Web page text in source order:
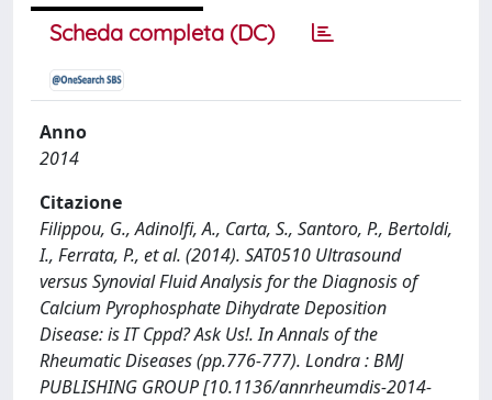
Scheda completa (DC)
Anno
2014
Citazione
Filippou, G., Adinolfi, A., Carta, S., Santoro, P., Bertoldi,
I., Ferrata, P., et al. (2014). SAT0510 Ultrasound
versus Synovial Fluid Analysis for the Diagnosis of
Calcium Pyrophosphate Dihydrate Deposition
Disease: is IT Cppd? Ask Us!. In Annals of the
Rheumatic Diseases (pp.776-777). Londra : BMJ
PUBLISHING GROUP [10.1136/annrheumdis-2014-